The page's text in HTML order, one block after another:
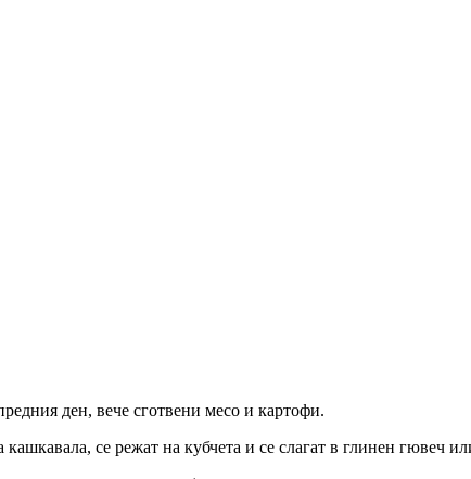
ден, вече сготвени месо и картофи.
се режат на кубчета и се слагат в глинен гювеч